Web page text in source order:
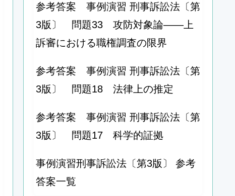
参考答案 事例演習 刑事訴訟法〔第
3版〕 問題33 攻防対象論――上
訴審における職権調査の限界
参考答案 事例演習 刑事訴訟法〔第
3版〕 問題18 法律上の推定
参考答案 事例演習 刑事訴訟法〔第
3版〕 問題17 科学的証拠
事例演習刑事訴訟法〔第3版〕 参考
答案一覧